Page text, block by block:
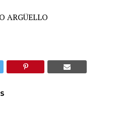
ARGÜELLO